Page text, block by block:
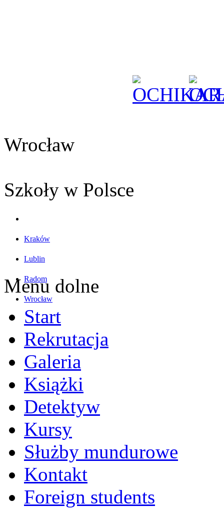
Wrocław
Szkoły w Polsce
Kraków
Lublin
Radom
Wrocław
Menu dolne
Start
Rekrutacja
Galeria
Książki
Detektyw
Kursy
Służby mundurowe
Kontakt
Foreign students